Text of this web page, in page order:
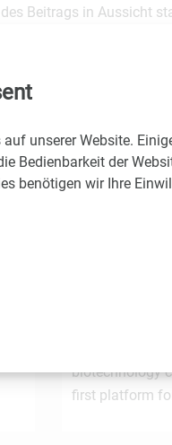
Beitrags in Aussicht
Sie, dass
Diese News
biotechnology
first platform
auf unserer Website.
Bedienbarkeit der
benötigen wir Ihre